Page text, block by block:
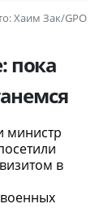
Хаим Зак/GPO
пока
министр
в